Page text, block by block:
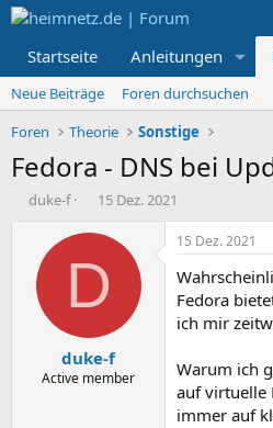
Startseite Anleitungen
Neue Beiträge
Foren durchsuchen
Foren
Theorie Sonstige
Fedora - DNS bei
E
duke-f
E
s
e
l
t
a
m
15 Dez. 2021
D
duke-f
Active member
15 Dez. 2021
Fedora
ich mir
Warum ich
auf virtuelle
immer auf